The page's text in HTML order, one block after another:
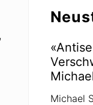
Michael